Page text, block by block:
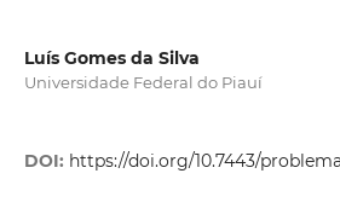
Luís Gomes da Silva
Universidade Federal do Piauí
DOI: https://doi.org/10.7443/